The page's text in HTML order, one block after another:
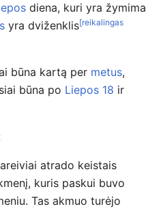
diena, kuri yra žymima
yra dviženklis[reikalingas
būna kartą per metus,
būna po Liepos 18 ir
atrado keistais
kuris paskui buvo
Tas akmuo turėjo